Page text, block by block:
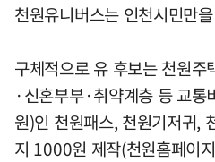
천원유니버스는 인천시민만
구체적으로 유 후보는 천원
·신혼부부·취약계층 등 교
원)인 천원패스, 천원기저귀,
지 1000원 제작(천원홈페이